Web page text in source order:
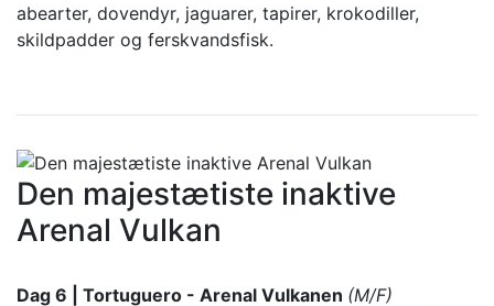
abearter, dovendyr, jaguarer, tapirer, krokodiller,
skildpadder og ferskvandsfisk.
Den majestætiste inaktive
Arenal Vulkan
Dag 6 | Tortuguero - Arenal Vulkanen (M/F)